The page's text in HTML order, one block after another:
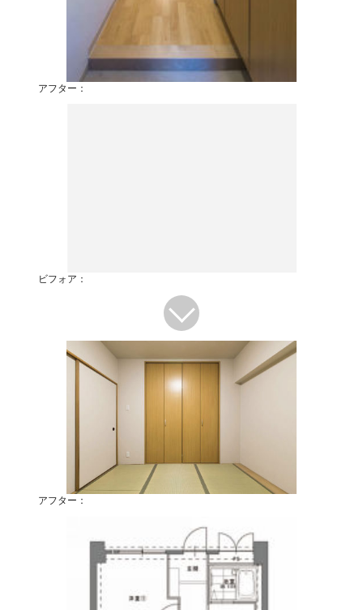
アフター：
ビフォア：
アフター：